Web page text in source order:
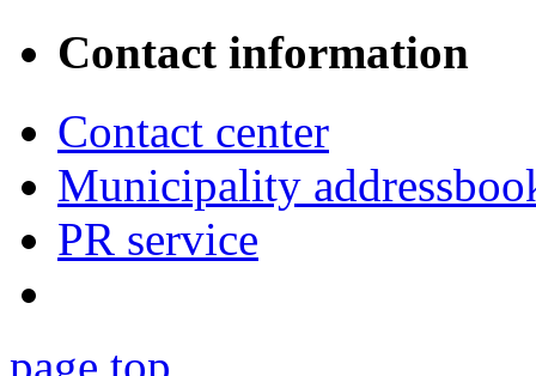
Contact information
Contact center
Municipality
PR service
page top